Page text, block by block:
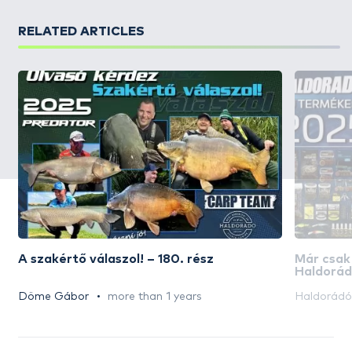
RELATED ARTICLES
A szakértő válaszol! – 180. rész
Döme Gábor more than 1 years
Már